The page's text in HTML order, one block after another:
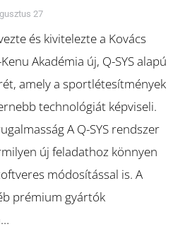
27
és kivitelezte a Kovács
Akadémia új, Q-SYS alapú
amely a sportlétesítmények
technológiát képviseli.
A Q-SYS rendszer
új feladathoz könnyen
módosítással is. A
prémium gyártók